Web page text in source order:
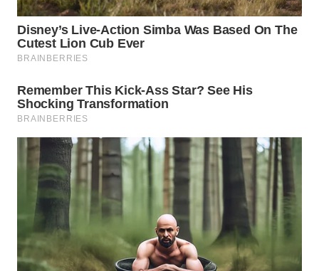
SERDANG
WN
WN
PAKPAK
WN
KARAWANG
WN
BEKASI